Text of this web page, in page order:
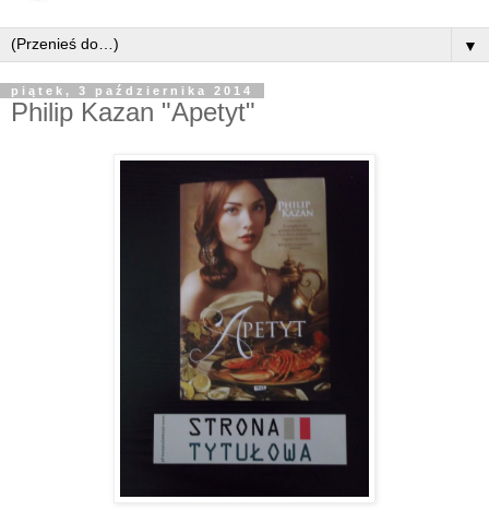
▼
piątek, 3 października 2014
Philip Kazan "Apetyt"